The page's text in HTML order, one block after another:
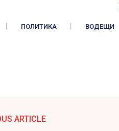
ПОЛИТИКА ВОДЕЩИ
ARTICLE